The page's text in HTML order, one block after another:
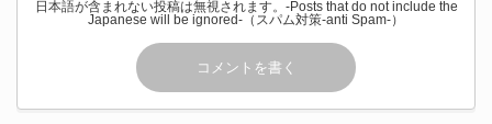
日本語が含まれない投稿は無視されます。-Posts that do not include the
Japanese will be ignored-（スパム対策-anti Spam-）